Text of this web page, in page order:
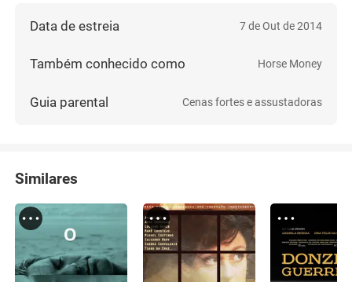
Data de estreia 7 de Out de 2014
Também conhecido como Horse Money
Guia parental Cenas fortes e assustadoras
Similares